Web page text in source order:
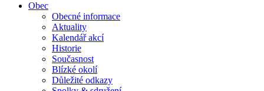
Obec
Obecné informace
Aktuality
Kalendář akcí
Historie
Současnost
Blízké okolí
Důležité odkazy